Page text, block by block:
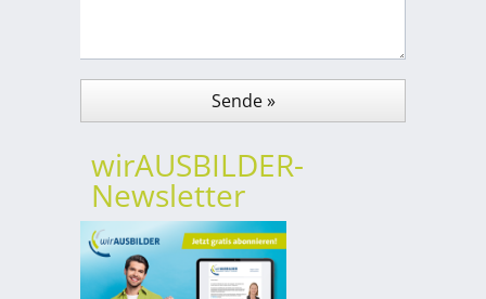
wirAUSBILDER-
Newsletter